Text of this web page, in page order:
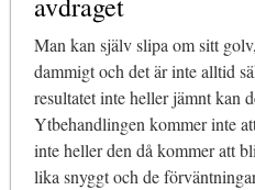
Man kan själv slipa om sitt
dammigt och det är inte alltid
resultatet inte heller jämnt kan
Ytbehandlingen kommer inte
inte heller den då kommer att
lika snyggt och de